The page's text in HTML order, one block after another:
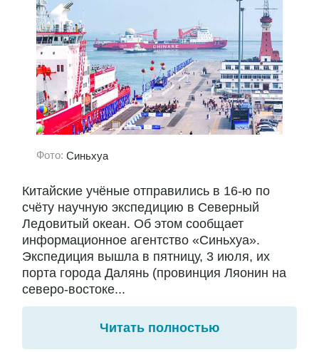
Фото: Синьхуа
Китайские учёные отправились в 16-ю по
счёту научную экспедицию в Северный
Ледовитый океан. Об этом сообщает
информационное агентство «Синьхуа».
Экспедиция вышла в пятницу, 3 июля, их
порта города Далянь (провинция Ляонин на
северо-востоке...
Читать полностью